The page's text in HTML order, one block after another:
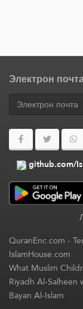
Электрон
github.com/
QuranEnc.com-
IslamHouse.com
What Muslim
Riyadh Al-
Bayan Al-Islam